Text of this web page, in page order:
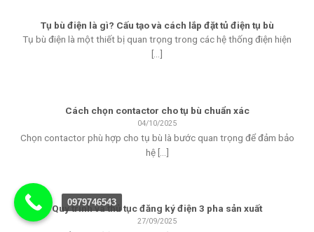
Tụ bù điện là gì? Cấu tạo và cách lắp đặt tủ điện tụ bù
Tụ bù điện là một thiết bị quan trọng trong các hệ thống điện hiện
[...]
Cách chọn contactor cho tụ bù chuẩn xác
04/10/2025
Chọn contactor phù hợp cho tụ bù là bước quan trọng để đảm bảo
hệ [...]
Quy trình và thủ tục đăng ký điện 3 pha sản xuất
27/09/2025
0979746543